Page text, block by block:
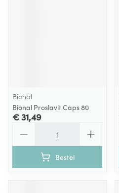
Bional
Bional Proslavit Caps 80
€ 31,49
Bestel